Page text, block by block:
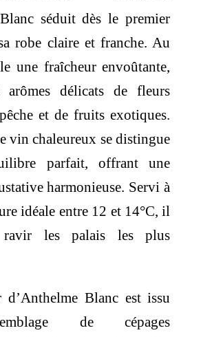
séduit dès le premier
robe claire et franche. Au
une fraîcheur envoûtante,
arômes délicats de fleurs
et de fruits exotiques.
vin chaleureux se distingue
parfait, offrant une
harmonieuse. Servi à
idéale entre 12 et 14°C, il
les palais les plus
d’Anthelme Blanc est issu
de cépages